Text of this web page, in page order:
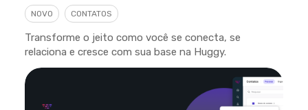
NOVO CONTATOS
Transforme o jeito como você se conecta, se
relaciona e cresce com sua base na Huggy.